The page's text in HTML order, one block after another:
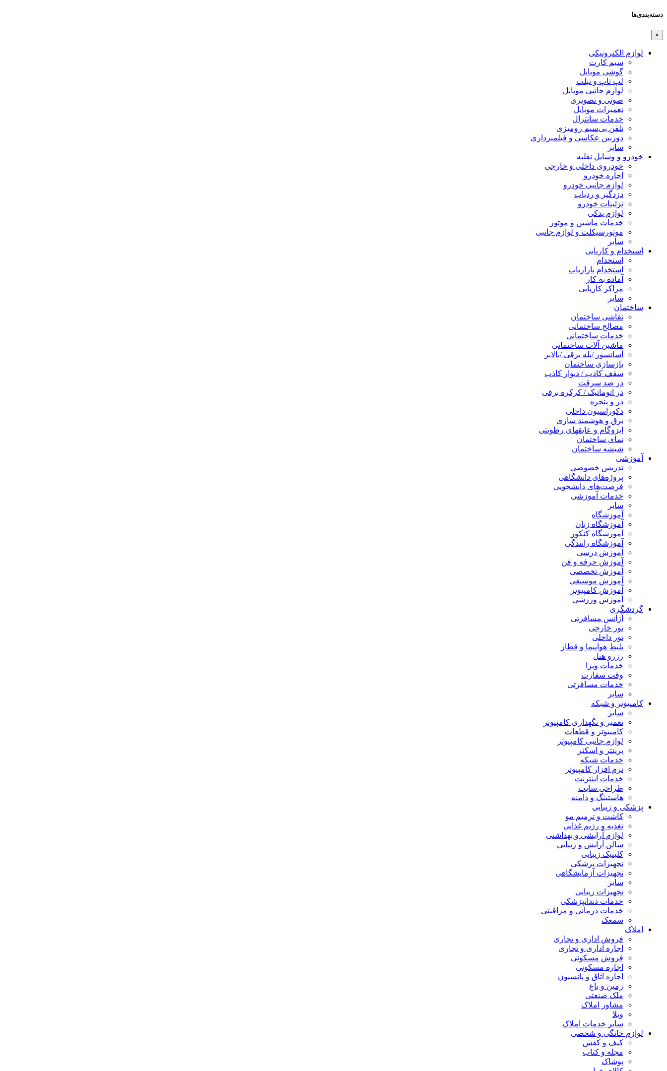
دسته‌بندی‌ها
×
لوازم الکترونیکی
سیم کارت
گوشی موبایل
لپ تاپ و تبلت
لوازم جانبی موبایل
صوتی و تصویری
تعمیرات موبایل
خدمات سانترال
تلفن بی‌سیم رومیزی
دوربین عکاسی و فیلمبرداری
سایر
خودرو و وسایل نقلیه
خودروی داخلی و خارجی
اجاره خودرو
لوازم جانبی خودرو
دزدگیر و ردیاب
تزئینات خودرو
لوازم یدکی
خدمات ماشین و موتور
موتورسیکلت و لوازم جانبی
سایر
استخدام و کاریابی
استخدام
استخدام بازاریاب
آماده به کار
مراکز کاریابی
سایر
ساختمان
نقاشی ساختمان
مصالح ساختمانی
خدمات ساختمانی
ماشین آلات ساختمانی
آسانسور /پله برقی /بالابر
بازسازی ساختمان
سقف کاذب / دیوار کاذب
در ضد سرقت
در اتوماتیک / کرکره برقی
در و پنجره
دکوراسیون داخلی
برق و هوشمند سازی
ایزوگام و عایقهای رطوبتی
نمای ساختمان
شیشه ساختمان
آموزشی
تدریس خصوصی
پروژه‌های دانشگاهی
فرصت‌های دانشجویی
خدمات آموزشی
سایر
آموزشگاه
آموزشگاه زبان
آموزشگاه کنکور
آموزشگاه رانندگی
آموزش درسی
آموزش حرفه و فن
آموزش تخصصی
آموزش موسیقی
آموزش کامپیوتر
آموزش ورزشی
گردشگری
آژانس مسافرتی
تور خارجی
تور داخلی
بلیط هواپیما و قطار
رزرو هتل
خدمات ویزا
وقت سفارت
خدمات مسافرتی
سایر
کامپیوتر و شبکه
سایر
تعمیر و نگهداری کامپیوتر
کامپیوتر و قطعات
لوازم جانبی کامپیوتر
پرینتر و اسکنر
خدمات شبکه
نرم افزار کامپیوتر
خدمات اینترنت
طراحی سایت
هاستینگ و دامنه
پزشکی و زیبایی
کاشت و ترمیم مو
تغذیه و رژیم غذایی
لوازم آرایشی و بهداشتی
سالن آرایش و زیبایی
کلینیک زیبایی
تجهیزات پزشکی
تجهیزات آزمایشگاهی
سایر
تجهیزات زیبایی
خدمات دندانپزشکی
خدمات درمانی و مراقبتی
سمعک
املاک
فروش اداری و تجاری
اجاره اداری و تجاری
فروش مسکونی
اجاره مسکونی
اجاره اتاق و پانسیون
زمین و باغ
ملک صنعتی
مشاور املاک
ویلا
سایر خدمات املاک
لوازم خانگی و شخصی
کیف و کفش
مجله و کتاب
پوشاک